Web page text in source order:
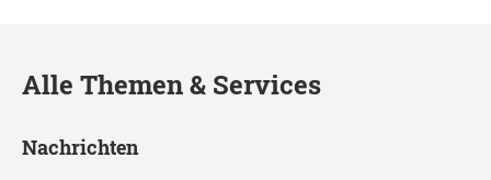
Alle Themen & Services
Nachrichten